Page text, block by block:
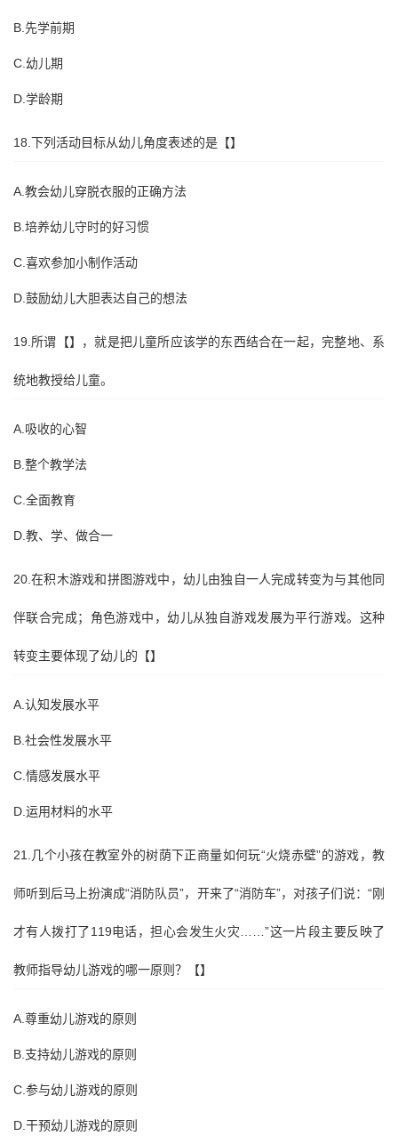
B.先学前期
C.幼儿期
D.学龄期
18.下列活动目标从幼儿角度表述的是【】
A.教会幼儿穿脱衣服的正确方法
B.培养幼儿守时的好习惯
C.喜欢参加小制作活动
D.鼓励幼儿大胆表达自己的想法
19.所谓【】，就是把儿童所应该学的东西结合在一起，完整地、系
统地教授给儿童。
A.吸收的心智
B.整个教学法
C.全面教育
D.教、学、做合一
20.在积木游戏和拼图游戏中，幼儿由独自一人完成转变为与其他同
伴联合完成；角色游戏中，幼儿从独自游戏发展为平行游戏。这种
转变主要体现了幼儿的【】
A.认知发展水平
B.社会性发展水平
C.情感发展水平
D.运用材料的水平
21.几个小孩在教室外的树荫下正商量如何玩“火烧赤壁”的游戏，教
师听到后马上扮演成“消防队员”，开来了“消防车”，对孩子们说：“刚
才有人拨打了119电话，担心会发生火灾……”这一片段主要反映了
教师指导幼儿游戏的哪一原则？【】
A.尊重幼儿游戏的原则
B.支持幼儿游戏的原则
C.参与幼儿游戏的原则
D.干预幼儿游戏的原则